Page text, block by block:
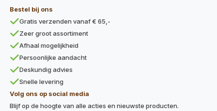
Bestel bij ons
Gratis verzenden vanaf € 65,-
Zeer groot assortiment
Afhaal mogelijkheid
Persoonlijke aandacht
Deskundig advies
Snelle levering
Volg ons op social media
Blijf op de hoogte van alle acties en nieuwste producten.